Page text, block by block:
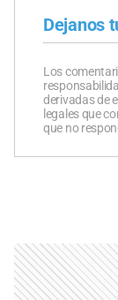
Dejanos
Los
derivadas de
legales que
que no